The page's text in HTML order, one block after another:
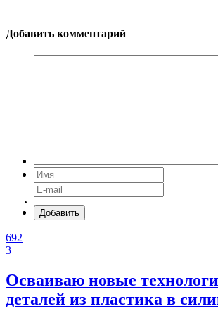
Добавить комментарий
Добавить
692
3
Осваиваю новые
деталей из пластика в